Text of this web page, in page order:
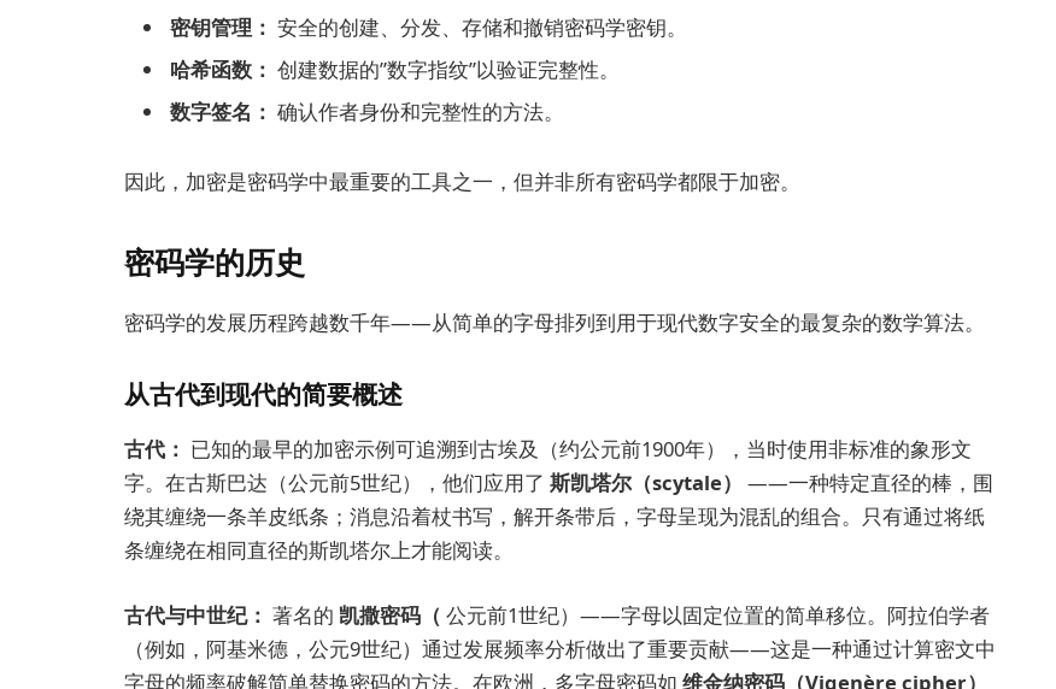
密钥管理： 安全的创建、分发、存储和撤销密码学密钥。
哈希函数： 创建数据的”数字指纹”以验证完整性。
数字签名： 确认作者身份和完整性的方法。
因此，加密是密码学中最重要的工具之一，但并非所有密码学都限于加密。
密码学的历史
密码学的发展历程跨越数千年——从简单的字母排列到用于现代数字安全的最复杂的数学算法。
从古代到现代的简要概述
古代： 已知的最早的加密示例可追溯到古埃及（约公元前1900年），当时使用非标准的象形文
字。在古斯巴达（公元前5世纪），他们应用了 斯凯塔尔（scytale）
——一种特定直径的棒，围
绕其缠绕一条羊皮纸条；消息沿着杖书写，解开条带后，字母呈现为混乱的组合。只有通过将纸
条缠绕在相同直径的斯凯塔尔上才能阅读。
古代与中世纪： 著名的 凯撒密码（ 公元前1世纪）——字母以固定位置的简单移位。阿拉伯学者
（例如，阿基米德，公元9世纪）通过发展频率分析做出了重要贡献——这是一种通过计算密文中
字母的频率破解简单替换密码的方法。在欧洲，多字母密码如 维金纳密码（Vigenère cipher）